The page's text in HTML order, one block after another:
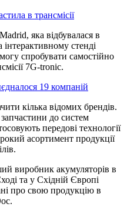
в трансмісії
яка відбувалася в
інтерактивному стенді
спробувати самостійно
7G-tronic.
19 компаній
кілька відомих брендів.
до систем
передові технології
асортимент продукції
виробник акумуляторів в
та у Східній Європі
про свою продукцію в